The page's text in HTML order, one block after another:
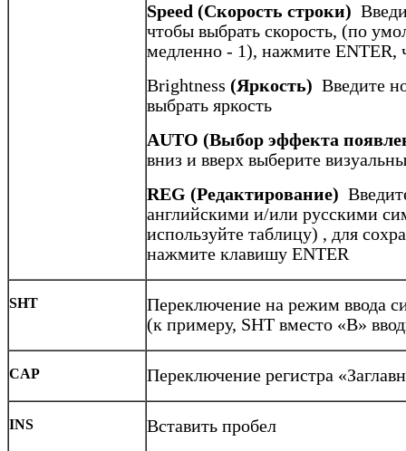
Speed (Скорость строки)
чтобы выбрать скорость, (по
медленно - 1), нажмите ENTER,
Brightness (Яркость) Введите
выбрать яркость
AUTO (Выбор эффекта
вниз и вверх выберите
REG (Редактирование)
английскими и/или русскими
используйте таблицу) , для
нажмите клавишу ENTER
SHT
Переключение на режим ввода
(к примеру, SHT вместо «B»
CAP Переключение регистра
INS Вставить пробел